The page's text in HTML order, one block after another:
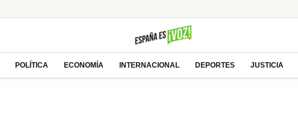
POLÍTICA ECONOMÍA INTERNACIONAL DEPORTES JUSTICIA